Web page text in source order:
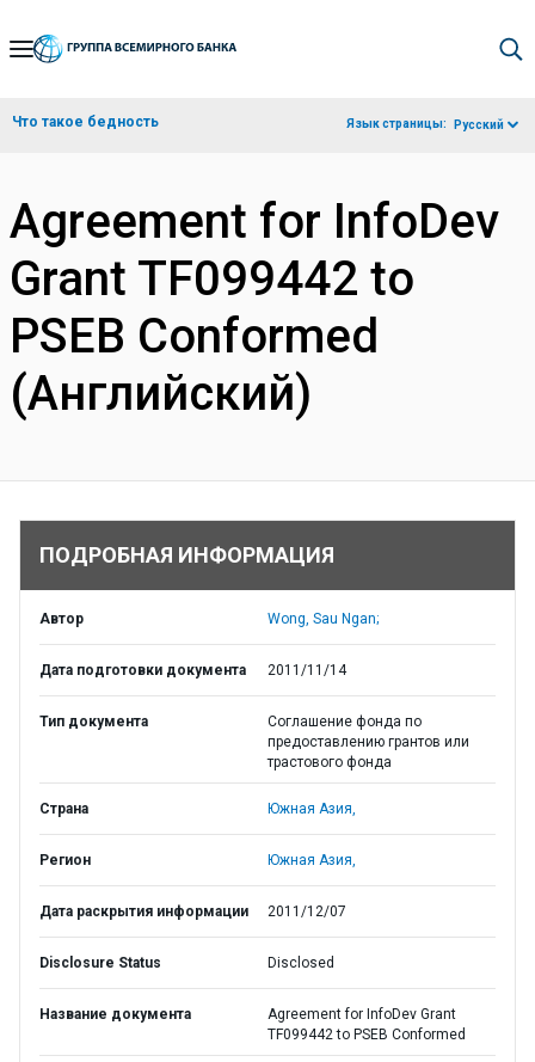
Skip
Navigation
Что такое бедность Язык страницы: Русский
Agreement for InfoDev
Grant TF099442 to
PSEB Conformed
(Английский)
ПОДРОБНАЯ ИНФОРМАЦИЯ
Автор Wong, Sau Ngan;
Дата подготовки документа 2011/11/14
Тип документа
Соглашение фонда по
предоставлению грантов или
трастового фонда
Страна Южная Азия,
Регион Южная Азия,
Дата раскрытия информации 2011/12/07
Disclosure Status Disclosed
Название документа
Agreement for InfoDev Grant
TF099442 to PSEB Conformed